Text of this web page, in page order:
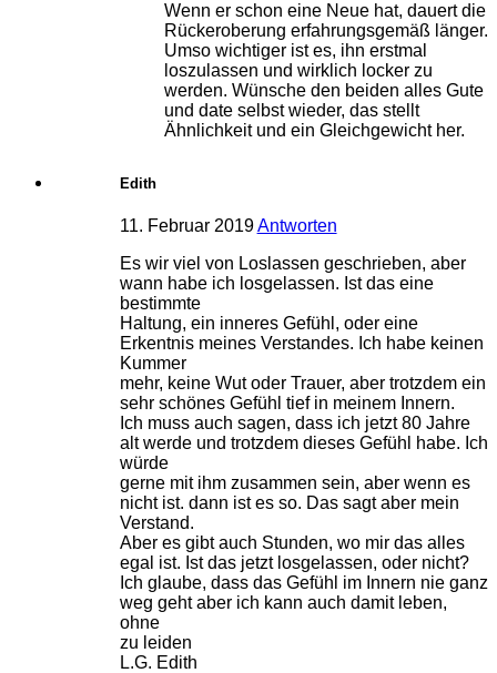
Wenn er schon eine Neue hat, dauert die
Rückeroberung erfahrungsgemäß länger.
Umso wichtiger ist es, ihn erstmal
loszulassen und wirklich locker zu
werden. Wünsche den beiden alles Gute
und date selbst wieder, das stellt
Ähnlichkeit und ein Gleichgewicht her.
Edith
11. Februar 2019 Antworten
Es wir viel von Loslassen geschrieben, aber
wann habe ich losgelassen. Ist das eine
bestimmte
Haltung, ein inneres Gefühl, oder eine
Erkentnis meines Verstandes. Ich habe keinen
Kummer
mehr, keine Wut oder Trauer, aber trotzdem ein
sehr schönes Gefühl tief in meinem Innern.
Ich muss auch sagen, dass ich jetzt 80 Jahre
alt werde und trotzdem dieses Gefühl habe. Ich
würde
gerne mit ihm zusammen sein, aber wenn es
nicht ist. dann ist es so. Das sagt aber mein
Verstand.
Aber es gibt auch Stunden, wo mir das alles
egal ist. Ist das jetzt losgelassen, oder nicht?
Ich glaube, dass das Gefühl im Innern nie ganz
weg geht aber ich kann auch damit leben,
ohne
zu leiden
L.G. Edith